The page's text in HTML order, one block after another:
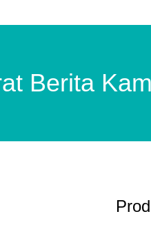
Berita